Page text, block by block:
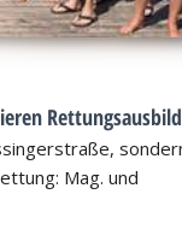
Mag. und